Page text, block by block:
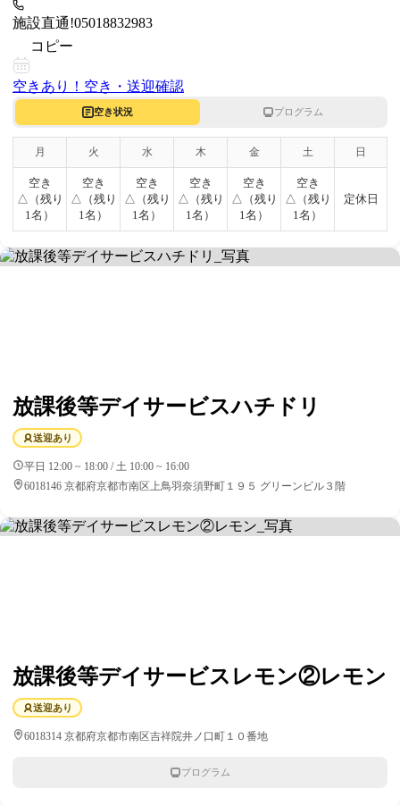
施設直通!05018832983
コピー
空きあり！ 空き・送迎確認
空き状況 プログラム
月 火 水 木 金 土 日
空き
△（残り
1名）
空き
△（残り
1名）
空き
△（残り
1名）
空き
△（残り
1名）
空き
△（残り
1名）
空き
△（残り
1名）
定休日
放課後等デイサービスハチドリ
送迎あり
平日 12:00 ~ 18:00 / 土 10:00 ~ 16:00
6018146 京都府京都市南区上鳥羽奈須野町１９５ グリーンビル３階
放課後等デイサービスレモン②レモン
送迎あり
6018314 京都府京都市南区吉祥院井ノ口町１０番地
プログラム